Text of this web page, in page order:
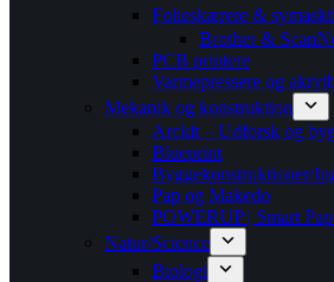
Folieskærere &
Brother &
PCB printere
Varmepressere og
Mekanik og konstruktion
Arckit – Udforsk og
Blueprint
Byggekonstruktioner/
Pap og Makedo
POWERUP | Smart
Natur/Science
Biologi